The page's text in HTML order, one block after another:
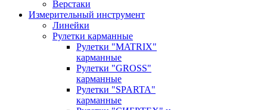
Верстаки
Измерительный инструмент
Линейки
Рулетки карманные
Рулетки "MATRIX"
карманные
Рулетки "GROSS"
карманные
Рулетки "SPARTA"
карманные